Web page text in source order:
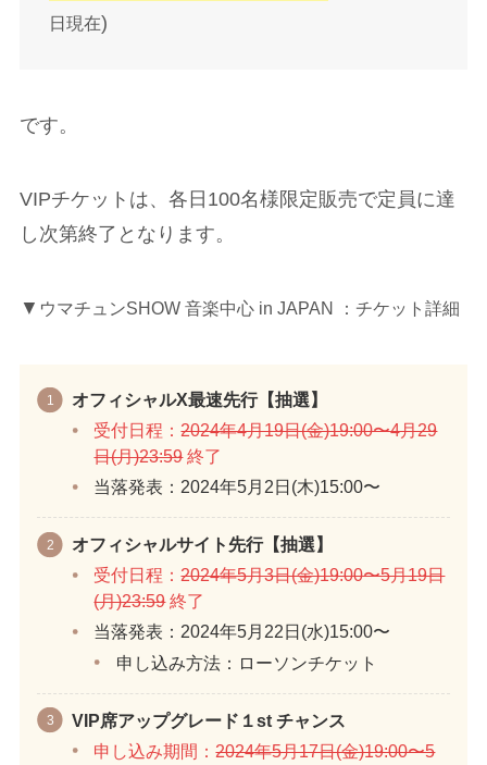
日現在)
です。
VIPチケットは、各日100名様限定販売で定員に達
し次第終了となります。
▼ ウマチュンSHOW 音楽中心 in JAPAN ：チケット詳細
オフィシャルX最速先行【抽選】
受付日程：2024年4月19日(金)19:00〜4月29
日(月)23:59終了
当落発表：2024年5月2日(木)15:00〜
オフィシャルサイト先行【抽選】
受付日程：2024年5月3日(金)19:00〜5月19日
(月)23:59終了
当落発表：2024年5月22日(水)15:00〜
申し込み方法：ローソンチケット
VIP席アップグレード１st チャンス
申し込み期間：2024年5月17日(金)19:00〜5